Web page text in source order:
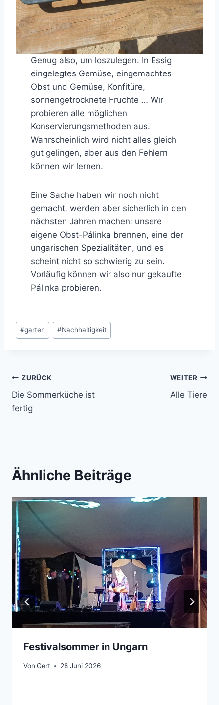
Genug also, um loszulegen. In Essig
eingelegtes Gemüse, eingemachtes
Obst und Gemüse, Konfitüre,
sonnengetrocknete Früchte … Wir
probieren alle möglichen
Konservierungsmethoden aus.
Wahrscheinlich wird nicht alles gleich
gut gelingen, aber aus den Fehlern
können wir lernen.
Eine Sache haben wir noch nicht
gemacht, werden aber sicherlich in den
nächsten Jahren machen: unsere
eigene Obst-Pálinka brennen, eine der
ungarischen Spezialitäten, und es
scheint nicht so schwierig zu sein.
Vorläufig können wir also nur gekaufte
Pálinka probieren.
Schlagworte:
#garten #Nachhaltigkeit
Beitragsnavigation
ZURÜCK
Die Sommerküche ist
fertig
WEITER
Alle Tiere
Ähnliche Beiträge
Festivalsommer in Ungarn
Von Gert 28 Juni 2026